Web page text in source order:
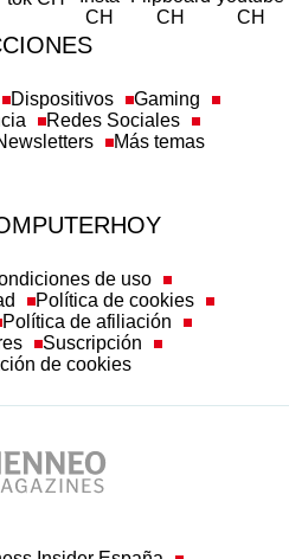
Dispositivos
Gaming
Redes Sociales
Más temas
de uso
Política de cookies
Política de afiliación
Suscripción
de cookies